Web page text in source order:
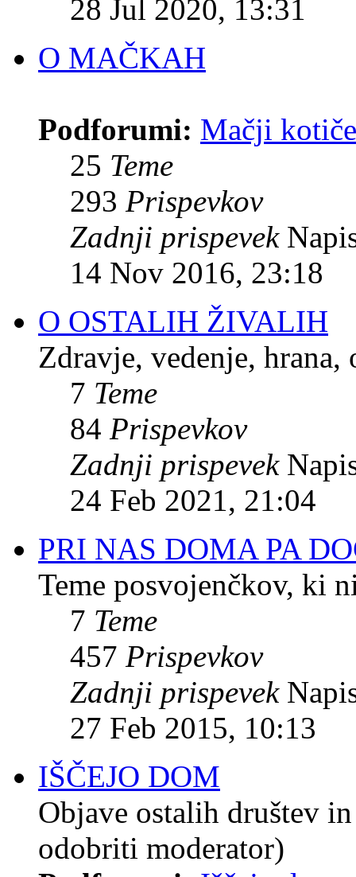
28 Jul 2020, 13:31
O MAČKAH
Podforumi: Mačji
25 Teme
293 Prispevkov
Zadnji prispevek
14 Nov 2016, 23:18
O OSTALIH ŽIVALIH
Zdravje, vedenje, hrana,
7 Teme
84 Prispevkov
Zadnji prispevek
24 Feb 2021, 21:04
PRI NAS DOMA PA
Teme posvojenčkov, ki
7 Teme
457 Prispevkov
Zadnji prispevek
27 Feb 2015, 10:13
IŠČEJO DOM
Objave ostalih društev
odobriti moderator)